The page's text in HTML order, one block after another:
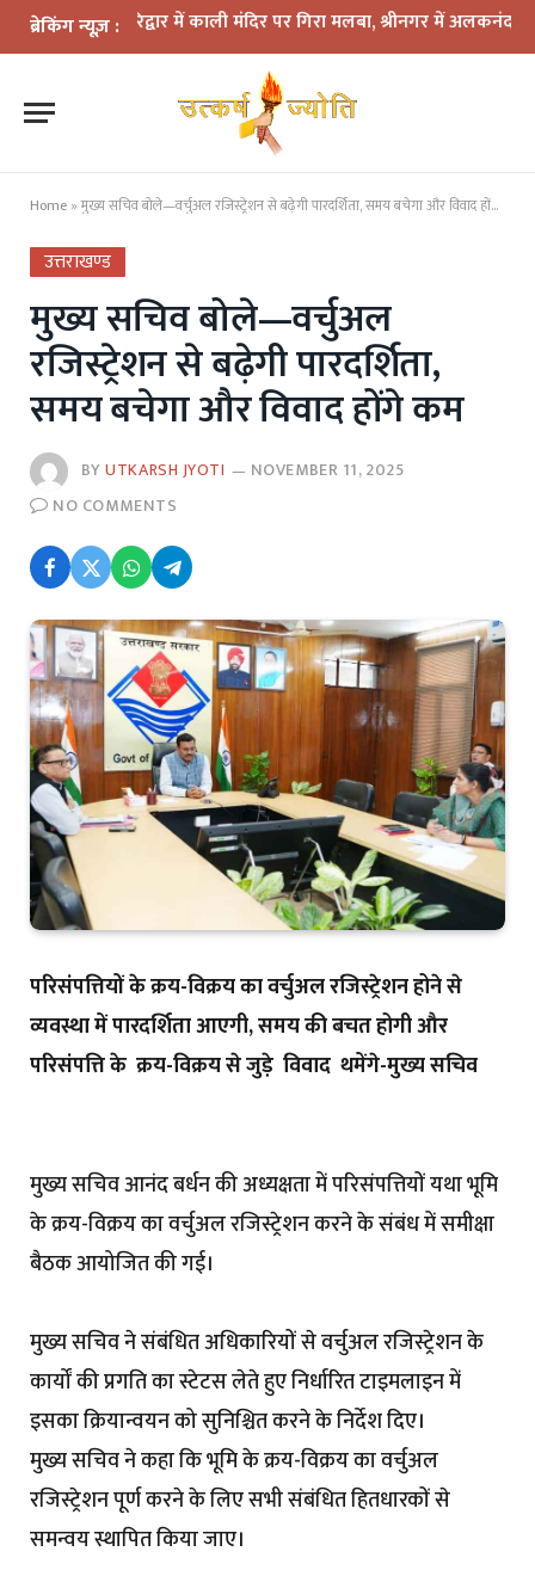
ब्रेकिंग न्यूज़ :
हरिद्वार में काली मंदिर पर गिरा मलबा, श्रीनगर में अलकनंदा का
Home »मुख्य सचिव बोले—वर्चुअल रजिस्ट्रेशन से बढ़ेगी पारदर्शिता, समय बचेगा और विवाद होंगे कम
उत्तराखण्ड
मुख्य सचिव बोले—वर्चुअल
रजिस्ट्रेशन से बढ़ेगी पारदर्शिता,
समय बचेगा और विवाद होंगे कम
BYUTKARSH JYOTI
NOVEMBER 11, 2025
NO COMMENTS
परिसंपत्तियों के क्रय-विक्रय का वर्चुअल रजिस्ट्रेशन होने से
व्यवस्था में पारदर्शिता आएगी, समय की बचत होगी और
परिसंपत्ति के क्रय-विक्रय से जुड़े विवाद थमेंगे-मुख्य सचिव
मुख्य सचिव आनंद बर्धन की अध्यक्षता में परिसंपत्तियों यथा भूमि
के क्रय-विक्रय का वर्चुअल रजिस्ट्रेशन करने के संबंध में समीक्षा
बैठक आयोजित की गई।
मुख्य सचिव ने संबंधित अधिकारियों से वर्चुअल रजिस्ट्रेशन के
कार्यों की प्रगति का स्टेटस लेते हुए निर्धारित टाइमलाइन में
इसका क्रियान्वयन को सुनिश्चित करने के निर्देश दिए।
मुख्य सचिव ने कहा कि भूमि के क्रय-विक्रय का वर्चुअल
रजिस्ट्रेशन पूर्ण करने के लिए सभी संबंधित हितधारकों से
समन्वय स्थापित किया जाए।